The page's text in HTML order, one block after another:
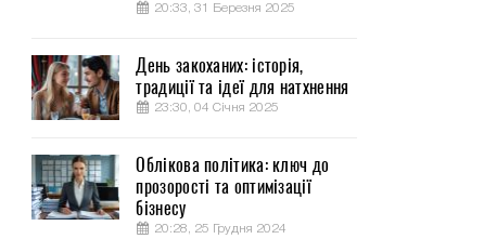
20:33, 31 Березня 2025
День закоханих: історія,
традиції та ідеї для натхнення
23:30, 04 Січня 2025
Облікова політика: ключ до
прозорості та оптимізації
бізнесу
20:28, 25 Грудня 2024